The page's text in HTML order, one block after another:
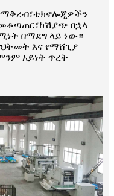
ማቅረብ፣ቴክኖሎጂዎችን
በኋላ
በማደግ ላይ ነው።
እና የማሸጊያ
አይነት ጥረት